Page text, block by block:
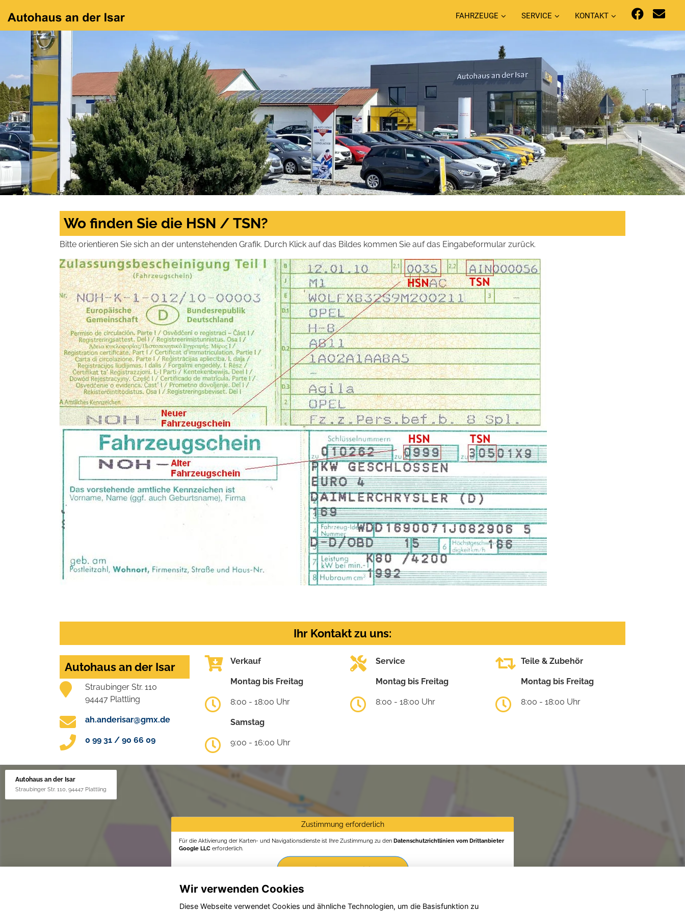
FAHRZEUGE SERVICE KONTAKT
Wo finden Sie die HSN / TSN?
Bitte orientieren Sie sich an der untenstehenden Grafik. Durch Klick auf das Bildes kommen Sie auf das Eingabeformular zurück.
Ihr Kontakt zu uns:
Autohaus an der Isar
Straubinger Str. 110
94447 Plattling
ah.anderisar@gmx.de
0 99 31 / 90 66 09
Verkauf
Montag bis Freitag
8:00 - 18:00 Uhr
Samstag
9:00 - 16:00 Uhr
Service
Montag bis Freitag
8:00 - 18:00 Uhr
Teile & Zubehör
Montag bis Freitag
8:00 - 18:00 Uhr
Autohaus an der Isar
Straubinger Str. 110, 94447 Plattling
Zustimmung erforderlich
Für die Aktivierung der Karten- und Navigationsdienste ist Ihre Zustimmung zu den Datenschutzrichtlinien vom Drittanbieter
Google LLC erforderlich.
Zustimmen und aktivieren
Wir verwenden Cookies
Diese Webseite verwendet Cookies und ähnliche Technologien, um die Basisfunktion zu